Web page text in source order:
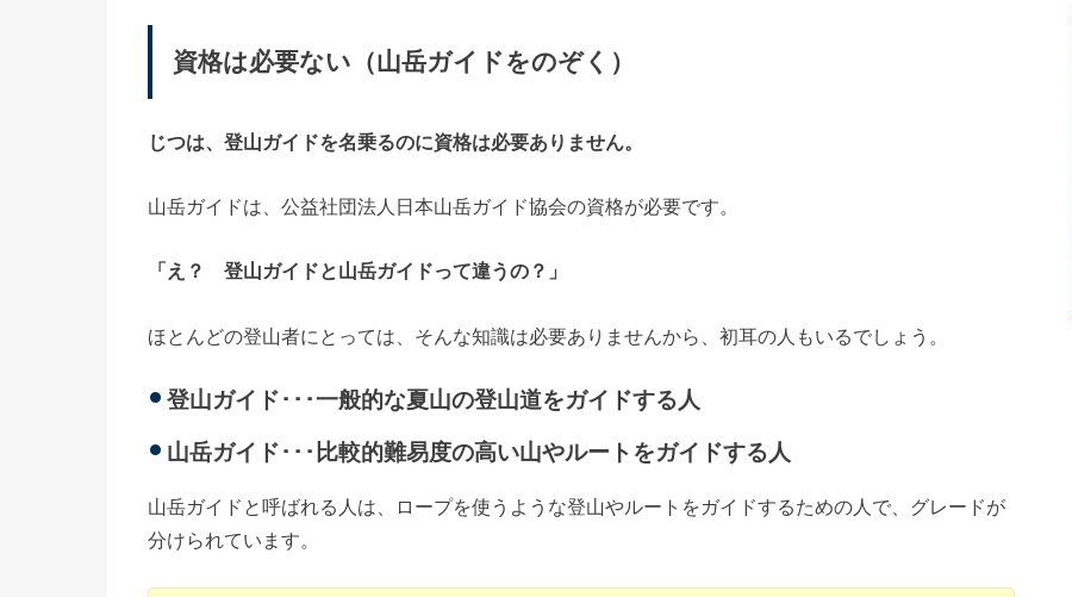
資格は必要ない（山岳ガイドをのぞく）
じつは、登山ガイドを名乗るのに資格は必要ありません。
山岳ガイドは、公益社団法人日本山岳ガイド協会の資格が必要です。
「え？ 登山ガイドと山岳ガイドって違うの？」
ほとんどの登山者にとっては、そんな知識は必要ありませんから、初耳の人もいるでしょう。
登山ガイド･･･一般的な夏山の登山道をガイドする人
山岳ガイド･･･比較的難易度の高い山やルートをガイドする人
山岳ガイドと呼ばれる人は、ロープを使うような登山やルートをガイドするための人で、グレードが
分けられています。